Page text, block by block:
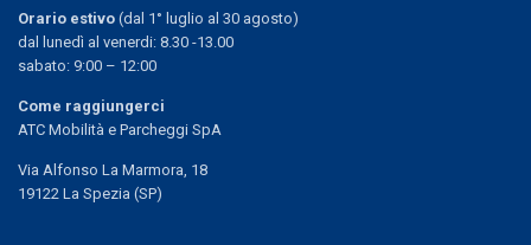
Orario estivo(dal 1° luglio al 30 agosto)
dal lunedì al venerdi: 8.30 -13.00
sabato: 9:00 – 12:00
Come raggiungerci
ATC Mobilità e Parcheggi SpA
Via Alfonso La Marmora, 18
19122 La Spezia (SP)